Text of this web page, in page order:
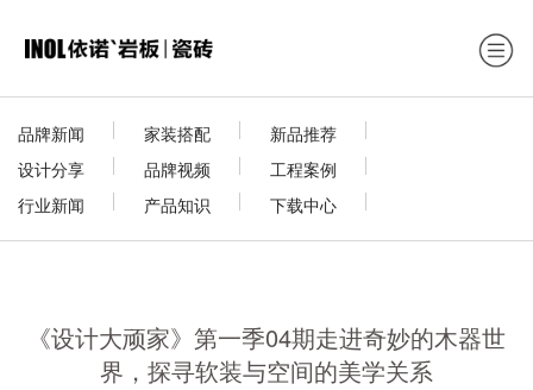
品牌新闻 家装搭配
新品推荐
设计分享
品牌视频
工程案例
行业新闻
产品知识 下载中心
《设计大顽家》第一季04期走进奇妙的木器世
界，探寻软装与空间的美学关系